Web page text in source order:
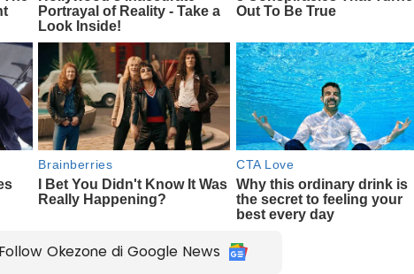
Follow Okezone di Google News